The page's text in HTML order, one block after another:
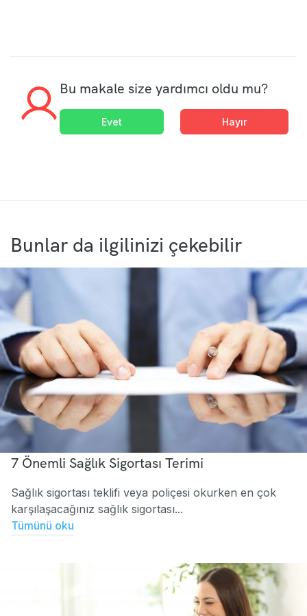
Bu makale size yardımcı oldu mu?
Evet Hayır
Bunlar da ilgilinizi çekebilir
7 Önemli Sağlık Sigortası Terimi
Sağlık sigortası teklifi veya poliçesi okurken en çok
karşılaşacağınız sağlık sigortası...
Tümünü oku